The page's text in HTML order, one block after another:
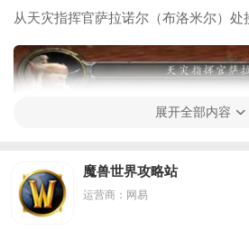
从天灾指挥官萨拉诺尔（布洛米尔）处
展开全部内容
魔兽世界攻略站
运营商：网易